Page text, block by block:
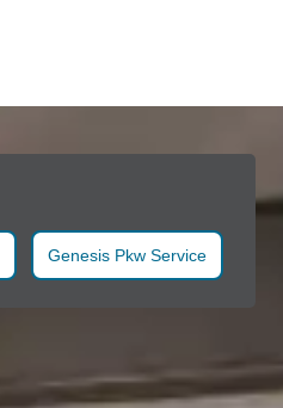
Genesis Pkw Service